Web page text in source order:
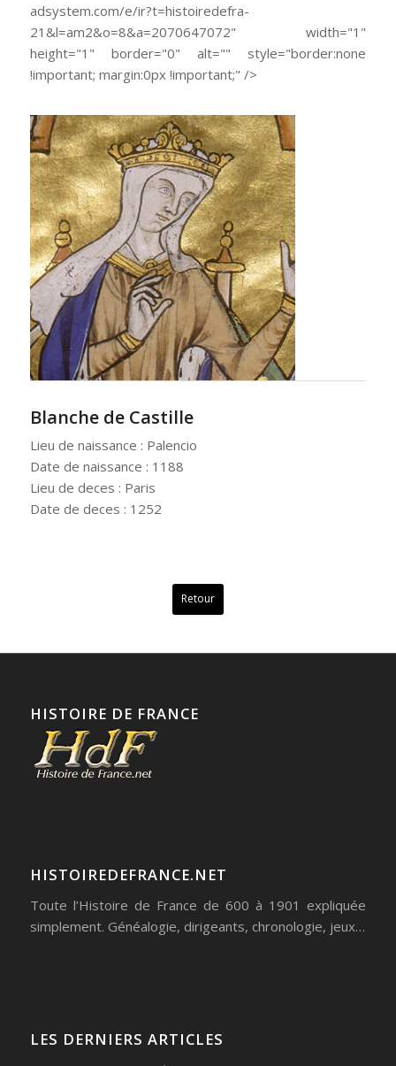
adsystem.com/e/ir?t=histoiredefra-
21&l=am2&o=8&a=2070647072" width="1"
height="1" border="0" alt="" style="border:none
!important; margin:0px !important;" />
Blanche de Castille
Lieu de naissance : Palencio
Date de naissance : 1188
Lieu de deces : Paris
Date de deces : 1252
Retour
HISTOIRE DE FRANCE
HISTOIREDEFRANCE.NET
Toute l’Histoire de France de 600 à 1901 expliquée
simplement. Généalogie, dirigeants, chronologie, jeux…
LES DERNIERS ARTICLES